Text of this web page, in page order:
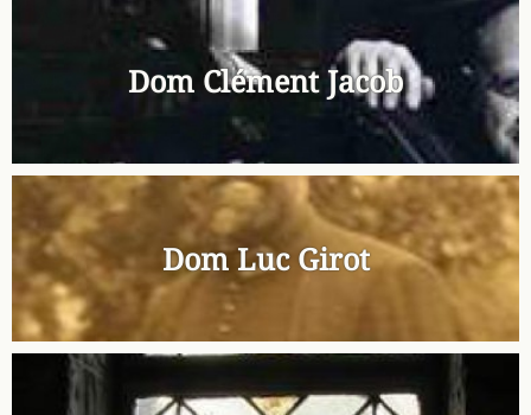
Dom Clément Jacob
Dom Luc Girot